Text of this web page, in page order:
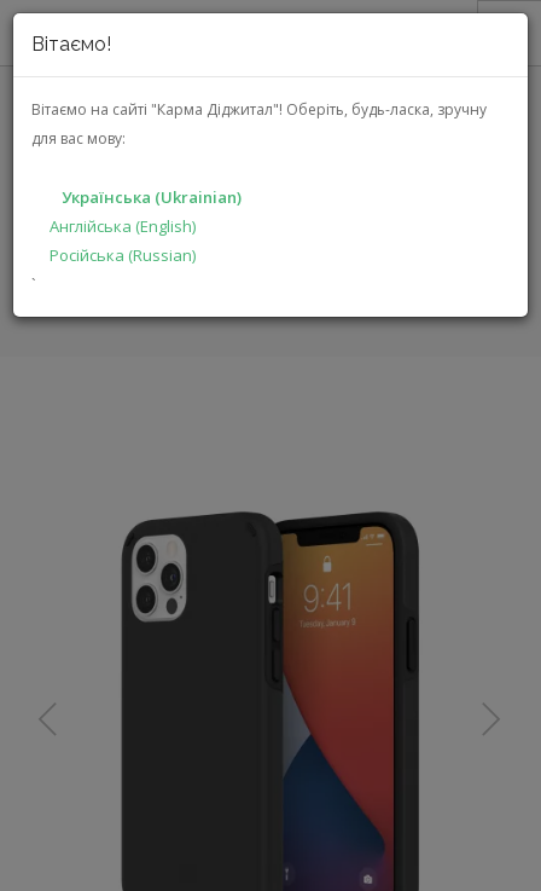
Вітаємо!
Вітаємо на сайті "Карма Діджитал"! Оберіть, будь-ласка, зручну
для вас мову:
Українська (Ukrainian)
Англійська (English)
Російська (Russian)
`
ПРО НАС
АКЦІЇ
РІШЕННЯ
ВИРОБНИКАМ
INCIPIO DUO CASE ДЛЯ IPHONE
ГОЛОВНА КАТАЛОГ
АКСЕСУАРИ ДЛЯ МОБІЛЬНИХ ПРИСТРОЇВ